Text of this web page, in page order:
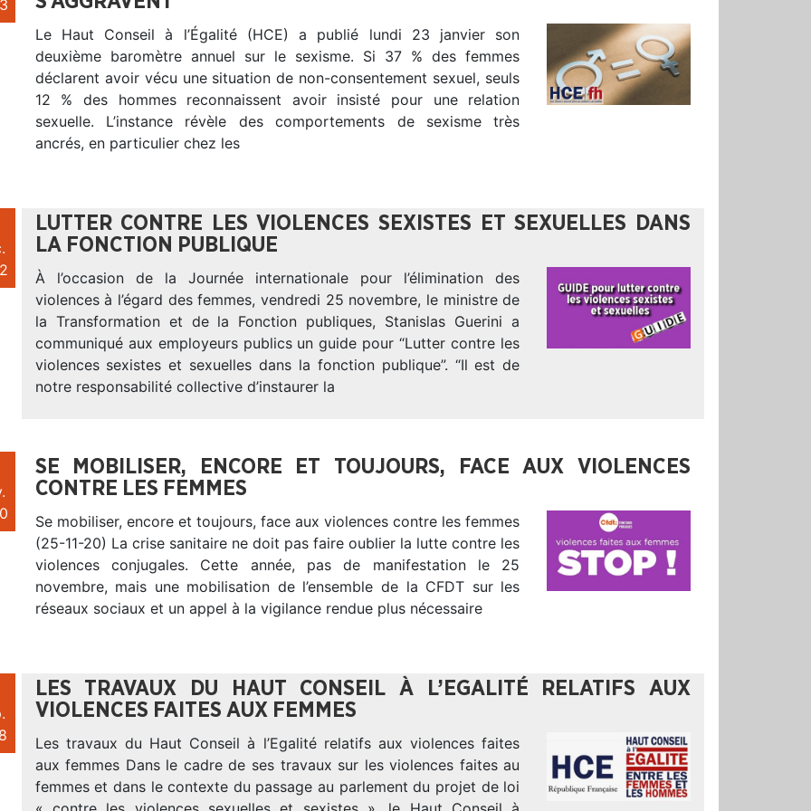
Le Haut Conseil à l’Égalité (HCE) a publié lundi 23 janvier son
deuxième baromètre annuel sur le sexisme. Si 37 % des femmes
déclarent avoir vécu une situation de non-consentement sexuel, seuls
12 % des hommes reconnaissent avoir insisté pour une relation
sexuelle. L’instance révèle des comportements de sexisme très
ancrés, en particulier chez les
LUTTER CONTRE LES VIOLENCES SEXISTES ET SEXUELLES DANS
LA FONCTION PUBLIQUE
À l’occasion de la Journée internationale pour l’élimination des
violences à l’égard des femmes, vendredi 25 novembre, le ministre de
la Transformation et de la Fonction publiques, Stanislas Guerini a
communiqué aux employeurs publics un guide pour “Lutter contre les
violences sexistes et sexuelles dans la fonction publique”. “Il est de
notre responsabilité collective d’instaurer la
SE MOBILISER, ENCORE ET TOUJOURS, FACE AUX VIOLENCES
CONTRE LES FEMMES
Se mobiliser, encore et toujours, face aux violences contre les femmes
(25-11-20) La crise sanitaire ne doit pas faire oublier la lutte contre les
violences conjugales. Cette année, pas de manifestation le 25
novembre, mais une mobilisation de l’ensemble de la CFDT sur les
réseaux sociaux et un appel à la vigilance rendue plus nécessaire
LES TRAVAUX DU HAUT CONSEIL À L’EGALITÉ RELATIFS AUX
VIOLENCES FAITES AUX FEMMES
Les travaux du Haut Conseil à l’Egalité relatifs aux violences faites
aux femmes Dans le cadre de ses travaux sur les violences faites au
femmes et dans le contexte du passage au parlement du projet de loi